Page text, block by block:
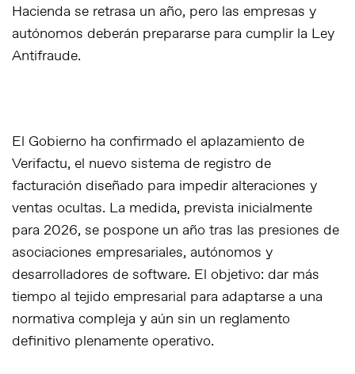
Hacienda se retrasa un año, pero las empresas y
autónomos deberán prepararse para cumplir la Ley
Antifraude.
El Gobierno ha confirmado el aplazamiento de
Verifactu, el nuevo sistema de registro de
facturación diseñado para impedir alteraciones y
ventas ocultas. La medida, prevista inicialmente
para 2026, se pospone un año tras las presiones de
asociaciones empresariales, autónomos y
desarrolladores de software. El objetivo: dar más
tiempo al tejido empresarial para adaptarse a una
normativa compleja y aún sin un reglamento
definitivo plenamente operativo.